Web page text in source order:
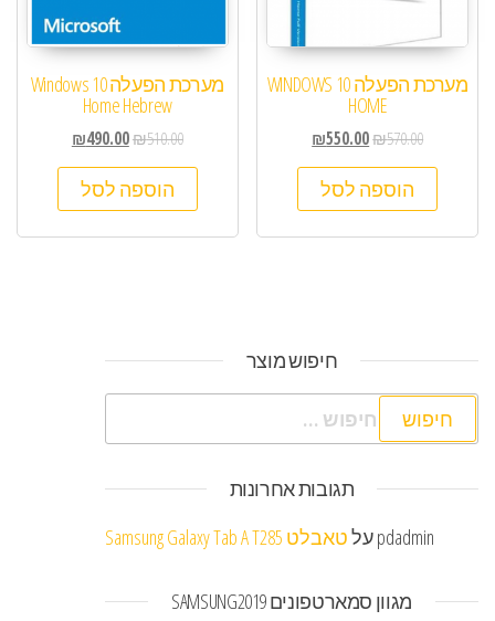
מערכת הפעלה WINDOWS 10
HOME
₪570.00
₪550.00
הוספה לסל
מערכת הפעלה Windows 10
Home Hebrew
₪510.00
₪490.00
הוספה לסל
חיפוש מוצר
חיפוש:
תגובות אחרונות
pdadminעלטאבלט Samsung Galaxy Tab A T285
מגוון סמארטפונים SAMSUNG2019